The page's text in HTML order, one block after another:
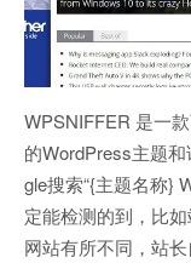
WPSNIFFER 是一
的WordPress主题
gle搜索“{主题名称}
定能检测的到，比
网站有所不同，站